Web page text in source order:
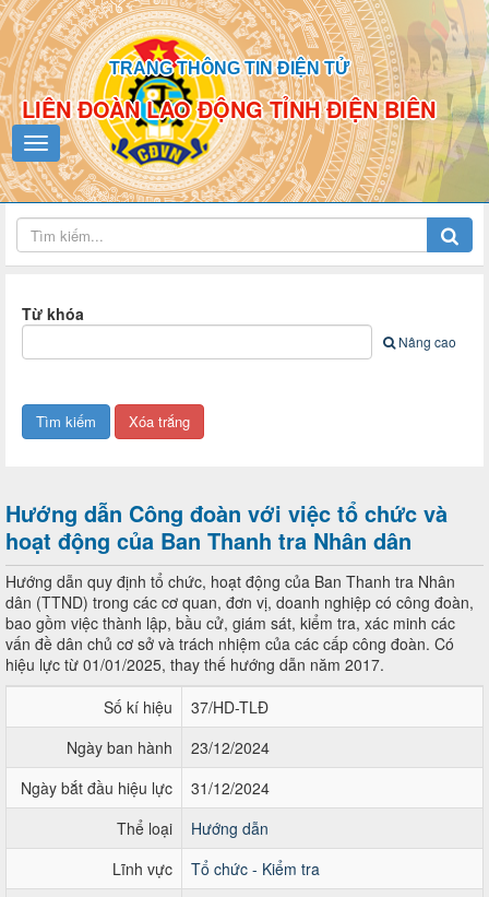
TRANG THÔNG TIN ĐIỆN TỬ
LIÊN ĐOÀN LAO ĐỘNG TỈNH ĐIỆN BIÊN
Từ khóa
Nâng cao
Hướng dẫn Công đoàn với việc tổ chức và
hoạt động của Ban Thanh tra Nhân dân
Hướng dẫn quy định tổ chức, hoạt động của Ban Thanh tra Nhân
dân (TTND) trong các cơ quan, đơn vị, doanh nghiệp có công đoàn,
bao gồm việc thành lập, bầu cử, giám sát, kiểm tra, xác minh các
vấn đề dân chủ cơ sở và trách nhiệm của các cấp công đoàn. Có
hiệu lực từ 01/01/2025, thay thế hướng dẫn năm 2017.
Số kí hiệu
37/HD-TLĐ
Ngày ban hành
23/12/2024
Ngày bắt đầu hiệu lực
31/12/2024
Thể loại
Hướng dẫn
Lĩnh vực
Tổ chức - Kiểm tra